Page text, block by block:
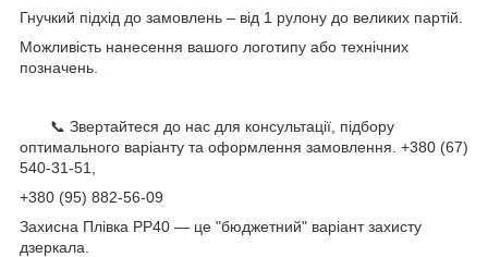
Гнучкий підхід до замовлень – від 1 рулону до великих партій.
Можливість нанесення вашого логотипу або технічних
позначень.
📞 Звертайтеся до нас для консультації, підбору
оптимального варіанту та оформлення замовлення. +380 (67)
540-31-51,
+380 (95) 882-56-09
Захисна Плівка РР40 ― це "бюджетний" варіант захисту
дзеркала.